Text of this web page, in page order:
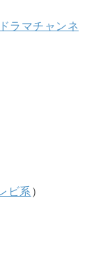
ラマチャンネ
ビ系 ）